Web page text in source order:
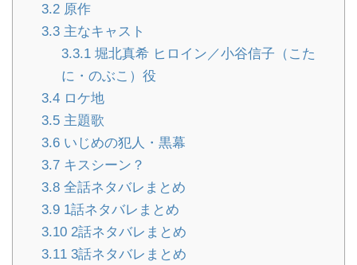
3.2原作
3.3主なキャスト
3.3.1 堀北真希 ヒロイン／小谷信子（こた
に・のぶこ）役
3.4ロケ地
3.5主題歌
3.6いじめの犯人・黒幕
3.7キスシーン？
3.8全話ネタバレまとめ
3.91話ネタバレまとめ
3.102話ネタバレまとめ
3.113話ネタバレまとめ